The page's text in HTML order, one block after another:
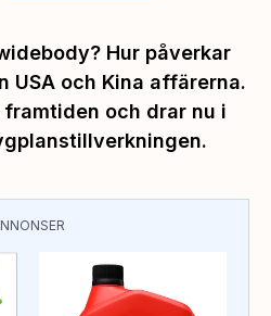
Hur påverkar
USA och Kina affärerna.
och drar nu i